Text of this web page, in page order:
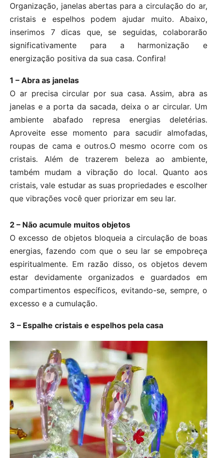
Organização, janelas abertas para a circulação do ar,
cristais e espelhos podem ajudar muito. Abaixo,
inserimos 7 dicas que, se seguidas, colaborarão
significativamente para a harmonização e
energização positiva da sua casa. Confira!
1 – Abra as janelas
O ar precisa circular por sua casa. Assim, abra as
janelas e a porta da sacada, deixa o ar circular. Um
ambiente abafado represa energias deletérias.
Aproveite esse momento para sacudir almofadas,
roupas de cama e outros.O mesmo ocorre com os
cristais. Além de trazerem beleza ao ambiente,
também mudam a vibração do local. Quanto aos
cristais, vale estudar as suas propriedades e escolher
que vibrações você quer priorizar em seu lar.
2 – Não acumule muitos objetos
O excesso de objetos bloqueia a circulação de boas
energias, fazendo com que o seu lar se empobreça
espiritualmente. Em razão disso, os objetos devem
estar devidamente organizados e guardados em
compartimentos específicos, evitando-se, sempre, o
excesso e a cumulação.
3 – Espalhe cristais e espelhos pela casa